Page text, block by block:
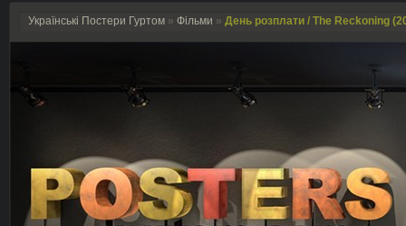
Українські Постери Гуртом » Фільми » День розплати / The Reckoning